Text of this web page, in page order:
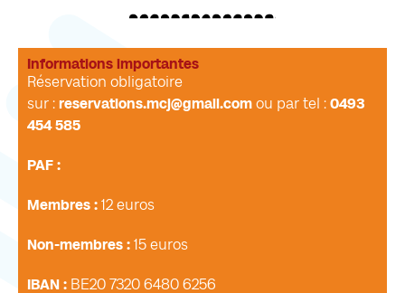
Informations importantes
Réservation obligatoire
sur : reservations.mcj@gmail.com ou par tel : 0493
454 585
PAF :
Membres : 12 euros
Non-membres : 15 euros
IBAN : BE20 7320 6480 6256